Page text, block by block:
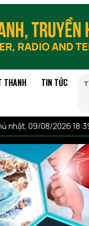
THANH TIN TỨC
nhật, 09/08/2026